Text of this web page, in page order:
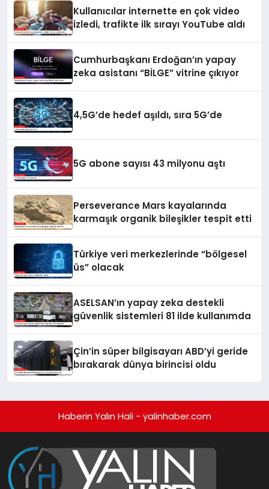
Kullanıcılar internette en çok video
izledi, trafikte ilk sırayı YouTube aldı
Cumhurbaşkanı Erdoğan’ın yapay
zeka asistanı “BİLGE” vitrine çıkıyor
4,5G’de hedef aşıldı, sıra 5G’de
5G abone sayısı 43 milyonu aştı
Perseverance Mars kayalarında
karmaşık organik bileşikler tespit etti
Türkiye veri merkezlerinde “bölgesel
üs” olacak
ASELSAN’ın yapay zeka destekli
güvenlik sistemleri 81 ilde kullanımda
Çin’in süper bilgisayarı ABD’yi geride
bırakarak dünya birincisi oldu
Haberin Yalın Hali - yalinhaber.com